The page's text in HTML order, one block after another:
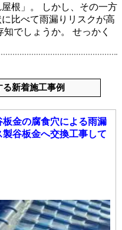
根」。 しかし、その一方
比べて雨漏りリスクが高
でしょうか。 せっかく
新着施工事例
金の腐食穴による雨漏
谷板金へ交換工事して